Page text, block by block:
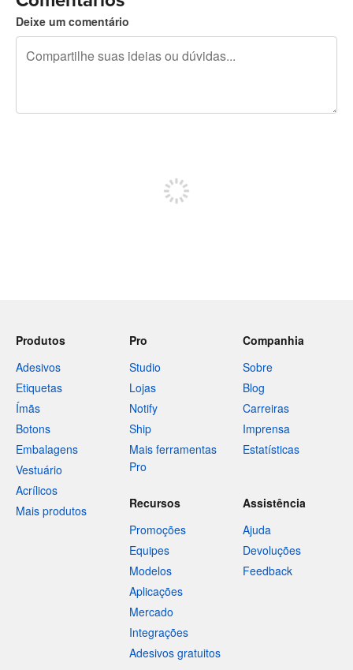
Deixe um comentário
Produtos
Adesivos
Etiquetas
Ímãs
Botons
Embalagens
Vestuário
Acrílicos
Mais produtos
Pro
Studio
Lojas
Notify
Ship
Mais ferramentas
Pro
Companhia
Sobre
Blog
Carreiras
Imprensa
Estatísticas
Recursos
Promoções
Equipes
Modelos
Aplicações
Mercado
Integrações
Adesivos gratuitos
Assistência
Ajuda
Devoluções
Feedback